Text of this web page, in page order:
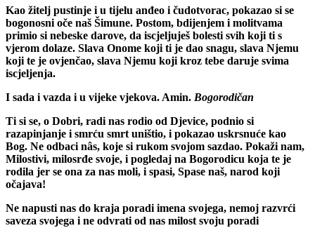
Kao žitelj pustinje i u tijelu anđeo i čudotvorac, pokazao si se
bogonosni oče naš Šimune. Postom, bdijenjem i molitvama
primio si nebeske darove, da iscjeljuješ bolesti svih koji ti s
vjerom dolaze. Slava Onome koji ti je dao snagu, slava Njemu
koji te je ovjenčao, slava Njemu koji kroz tebe daruje svima
iscjeljenja.
I sada i vazda i u vijeke vjekova. Amin. Bogorodičan
Ti si se, o Dobri, radi nas rodio od Djevice, podnio si
razapinjanje i smrću smrt uništio, i pokazao uskrsnuće kao
Bog. Ne odbaci nâs, koje si rukom svojom sazdao. Pokaži nam,
Milostivi, milosrđe svoje, i pogledaj na Bogorodicu koja te je
rodila jer se ona za nas moli, i spasi, Spase naš, narod koji
očajava!
Ne napusti nas do kraja poradi imena svojega, nemoj razvrći
saveza svojega i ne odvrati od nas milost svoju poradi